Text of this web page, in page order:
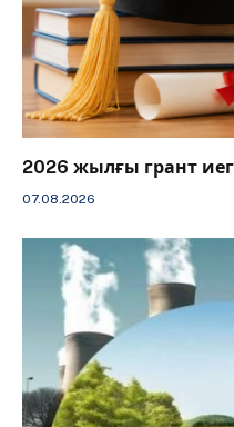
2026 жылғы грант
07.08.2026